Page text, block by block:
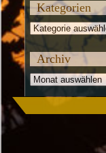
Kategorien
Kategorien
Archiv
Archiv